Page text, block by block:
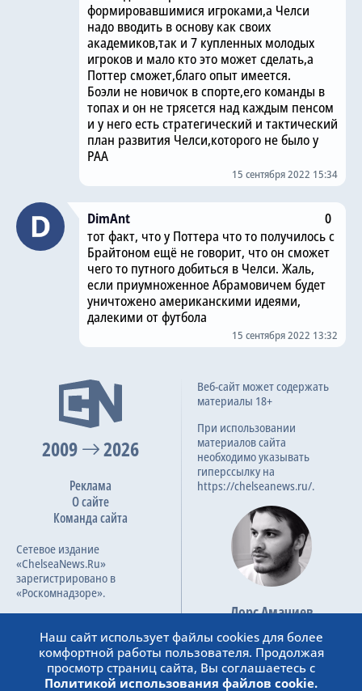
формировавшимися игроками,а Челси
надо вводить в основу как своих
академиков,так и 7 купленных молодых
игроков и мало кто это может сделать,а
Поттер сможет,благо опыт имеется.
Боэли не новичок в спорте,его команды в
топах и он не трясется над каждым пенсом
и у него есть стратегический и тактический
план развития Челси,которого не было у
РАА
15 сентября 2022 15:34
DimAnt
0
тот факт, что у Поттера что то получилось с
Брайтоном ещё не говорит, что он сможет
чего то путного добиться в Челси. Жаль,
если приумноженное Абрамовичем будет
уничтожено американскими идеями,
далекими от футбола
15 сентября 2022 13:32
2009 2026
Реклама
О сайте
Команда сайта
Сетевое издание
«ChelseaNews.Ru»
зарегистрировано в
«Роскомнадзоре».
ФС 77 – 87138.
Веб-сайт может содержать
материалы 18+
При использовании
материалов сайта
необходимо указывать
гиперссылку на
https://chelseanews.ru/.
Лорс Амачиев
Основатель сайта
admin@chelseanews.ru
https://www.linkedin.com/
Наш сайт использует файлы cookies для более
комфортной работы пользователя. Продолжая
просмотр страниц сайта, Вы соглашаетесь с
Политикой использования файлов cookie.